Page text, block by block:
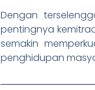
Dengan
pentingnya
semakin
penghidupan